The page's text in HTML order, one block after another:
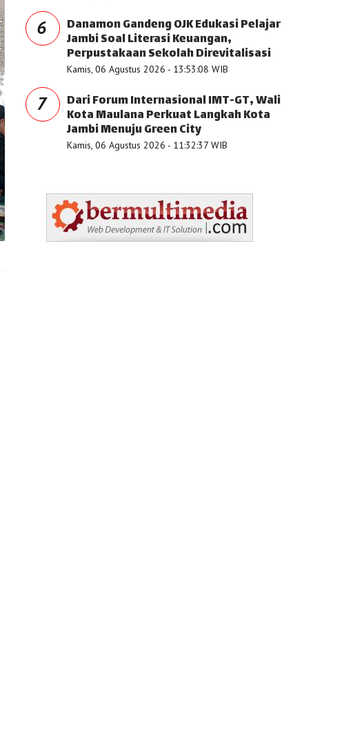
6 Danamon Gandeng OJK Edukasi Pelajar
Jambi Soal Literasi Keuangan,
Perpustakaan Sekolah Direvitalisasi
Kamis, 06 Agustus 2026 - 13:53:08 WIB
7 Dari Forum Internasional IMT-GT, Wali
Kota Maulana Perkuat Langkah Kota
Jambi Menuju Green City
Kamis, 06 Agustus 2026 - 11:32:37 WIB